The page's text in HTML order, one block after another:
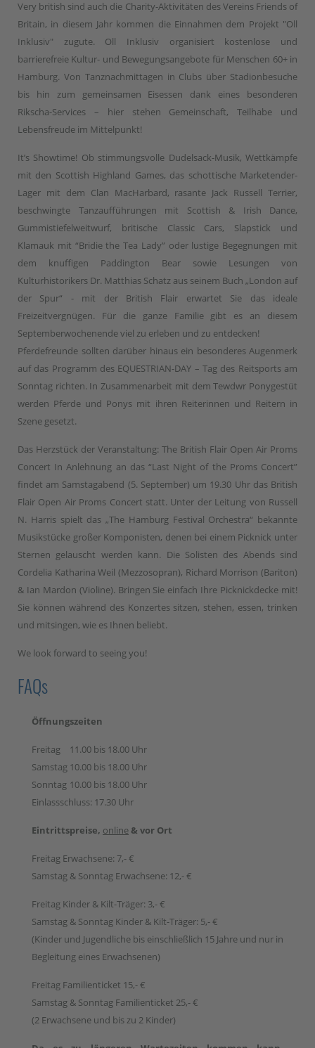
Very british sind auch die Charity-Aktivitäten des Vereins Friends of
Britain, in diesem Jahr kommen die Einnahmen dem Projekt "Oll
Inklusiv" zugute. Oll Inklusiv organisiert kostenlose und
barrierefreie Kultur- und Bewegungsangebote für Menschen 60+ in
Hamburg. Von Tanznachmittagen in Clubs über Stadionbesuche
bis hin zum gemeinsamen Eisessen dank eines besonderen
Rikscha-Services – hier stehen Gemeinschaft, Teilhabe und
Lebensfreude im Mittelpunkt!
It’s Showtime! Ob stimmungsvolle Dudelsack-Musik, Wettkämpfe
mit den Scottish Highland Games, das schottische Marketender-
Lager mit dem Clan MacHarbard, rasante Jack Russell Terrier,
beschwingte Tanzaufführungen mit Scottish & Irish Dance,
Gummistiefelweitwurf, britische Classic Cars, Slapstick und
Klamauk mit “Bridie the Tea Lady” oder lustige Begegnungen mit
dem knuffigen Paddington Bear sowie Lesungen von
Kulturhistorikers Dr. Matthias Schatz aus seinem Buch „London auf
der Spur“ - mit der British Flair erwartet Sie das ideale
Freizeitvergnügen. Für die ganze Familie gibt es an diesem
Septemberwochenende viel zu erleben und zu entdecken!
Pferdefreunde sollten darüber hinaus ein besonderes Augenmerk
auf das Programm des EQUESTRIAN-DAY – Tag des Reitsports am
Sonntag richten. In Zusammenarbeit mit dem Tewdwr Ponygestüt
werden Pferde und Ponys mit ihren Reiterinnen und Reitern in
Szene gesetzt.
Das Herzstück der Veranstaltung: The British Flair Open Air Proms
Concert In Anlehnung an das “Last Night of the Proms Concert”
findet am Samstagabend (5. September) um 19.30 Uhr das British
Flair Open Air Proms Concert statt. Unter der Leitung von Russell
N. Harris spielt das „The Hamburg Festival Orchestra“ bekannte
Musikstücke großer Komponisten, denen bei einem Picknick unter
Sternen gelauscht werden kann. Die Solisten des Abends sind
Cordelia Katharina Weil (Mezzosopran), Richard Morrison (Bariton)
& Ian Mardon (Violine). Bringen Sie einfach Ihre Picknickdecke mit!
Sie können während des Konzertes sitzen, stehen, essen, trinken
und mitsingen, wie es Ihnen beliebt.
We look forward to seeing you!
FAQs
Öffnungszeiten
Freitag
11.00 bis 18.00 Uhr
Samstag 10.00 bis 18.00 Uhr
Sonntag 10.00 bis 18.00 Uhr
Einlassschluss: 17.30 Uhr
Eintrittspreise, online& vor Ort
Freitag Erwachsene: 7,- €
Samstag & Sonntag Erwachsene: 12,- €
Freitag Kinder & Kilt-Träger: 3,- €
Samstag & Sonntag Kinder & Kilt-Träger: 5,- €
(Kinder und Jugendliche bis einschließlich 15 Jahre und nur in
Begleitung eines Erwachsenen)
Freitag Familienticket 15,- €
Samstag & Sonntag Familienticket 25,- €
(2 Erwachsene und bis zu 2 Kinder)